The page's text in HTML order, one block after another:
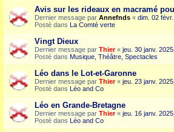
Avis sur les rideaux en macramé
Dernier message par Annefnds « dim. 02
Posté dans La Comté verte
Vingt Dieux
Dernier message par Thier« jeu. 30 janv.
Posté dans Musique, Théâtre, Spectacles
Léo dans le Lot-et-Garonne
Dernier message par Thier« jeu. 23 janv.
Posté dans Léo and Co
Léo en Grande-Bretagne
Dernier message par Thier« jeu. 16 janv.
Posté dans Léo and Co